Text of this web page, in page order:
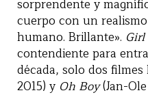
sorprendente y
cuerpo con un
humano. Brillante». Girl
contendiente para
década, solo dos
2015) y Oh Boy(Jan-